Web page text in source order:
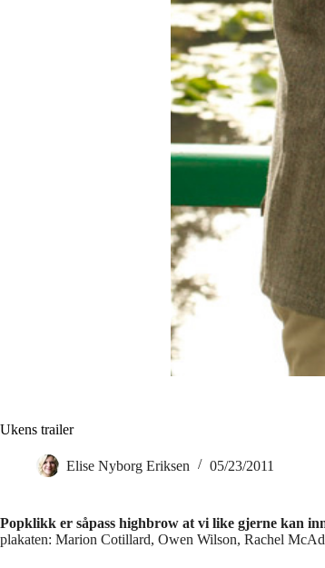
Ukens trailer
Elise Nyborg Eriksen 05/23/2011
Popklikk er såpass highbrow at vi like gjerne kan
plakaten: Marion Cotillard, Owen Wilson, Rachel